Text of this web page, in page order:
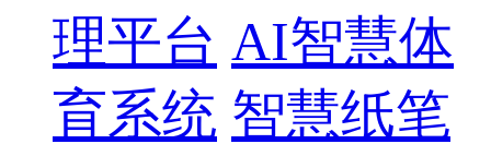
理平台 AI智慧体
育系统 智慧纸笔